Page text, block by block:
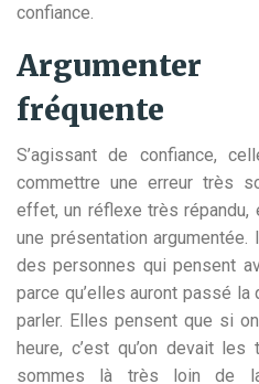
confiance.
fréquente
S’agissant de confiance,
commettre une erreur très
effet, un réflexe très répandu,
une présentation
des personnes qui pensent
parce qu’elles auront passé
parler. Elles pensent que si
heure, c’est qu’on devait
sommes là très loin de